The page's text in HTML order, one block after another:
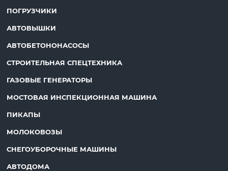
ПОГРУЗЧИКИ
АВТОВЫШКИ
АВТОБЕТОНОНАСОСЫ
СТРОИТЕЛЬНАЯ СПЕЦТЕХНИКА
ГАЗОВЫЕ ГЕНЕРАТОРЫ
МОСТОВАЯ ИНСПЕКЦИОННАЯ МАШИНА
ПИКАПЫ
МОЛОКОВОЗЫ
СНЕГОУБОРОЧНЫЕ МАШИНЫ
АВТОДОМА